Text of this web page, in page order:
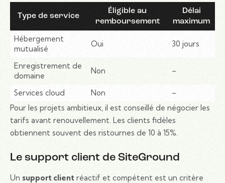
Type de service
Éligible au
remboursement
Délai
maximum
Hébergement
mutualisé
Oui 30 jours
Enregistrement de
domaine
Non –
Services cloud Non
–
Pour les projets ambitieux, il est conseillé de négocier les
tarifs avant renouvellement. Les clients fidèles
obtiennent souvent des ristournes de 10 à 15%.
Le support client de SiteGround
Un support client réactif et compétent est un critère